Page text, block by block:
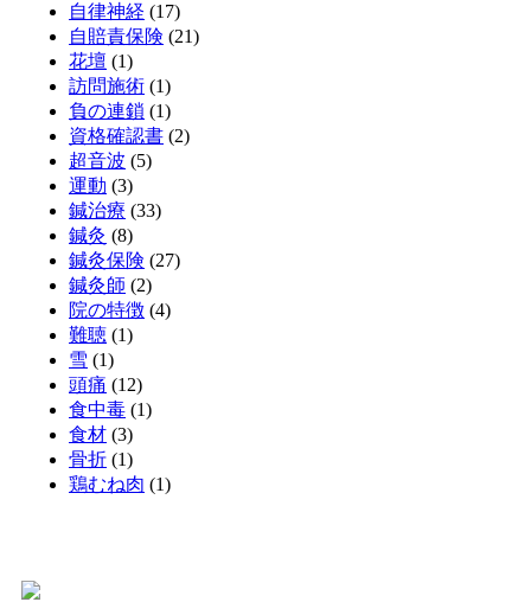
自律神経 (17)
自賠責保険 (21)
花壇 (1)
訪問施術 (1)
負の連鎖 (1)
資格確認書 (2)
超音波 (5)
運動 (3)
鍼治療 (33)
鍼灸 (8)
鍼灸保険 (27)
鍼灸師 (2)
院の特徴 (4)
難聴 (1)
雪 (1)
頭痛 (12)
食中毒 (1)
食材 (3)
骨折 (1)
鶏むね肉 (1)